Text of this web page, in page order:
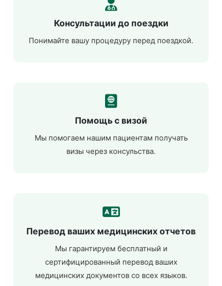
Консультации до поездки
Понимайте вашу процедуру перед поездкой.
Помощь с визой
Мы помогаем нашим пациентам получать
визы через консульства.
Перевод ваших медицинских отчетов
Мы гарантируем бесплатный и
сертифицированный перевод ваших
медицинских документов со всех языков.